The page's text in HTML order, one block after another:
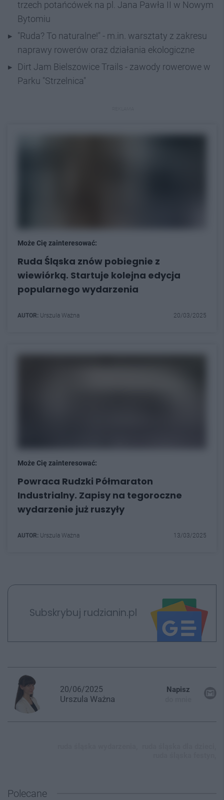
trzech potańcówek na pl. Jana Pawła II w Nowym
Bytomiu
"Ruda? To naturalne!" - m.in. warsztaty z zakresu
naprawy rowerów oraz działania ekologiczne
Dirt Jam Bielszowice Trails - zawody rowerowe w
Parku "Strzelnica"
Może Cię zainteresować:
Ruda Śląska znów pobiegnie z
wiewiórką. Startuje kolejna edycja
popularnego wydarzenia
AUTOR: Urszula Ważna 20/03/2025
Może Cię zainteresować:
Powraca Rudzki Półmaraton
Industrialny. Zapisy na tegoroczne
wydarzenie już ruszyły
AUTOR: Urszula Ważna 13/03/2025
Subskrybuj rudzianin.pl
20/06/2025
Urszula Ważna
Napisz
Polecane